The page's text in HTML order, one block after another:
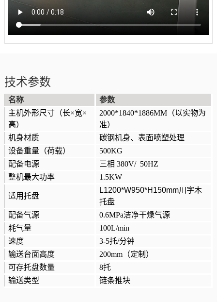
技术参数
名称
参数
主机外形尺寸（长×宽×
高）
2000*1840*1886MM（以实物为
准）
机身材质
碳钢机身、表面喷塑处理
设备重量（荷载）
500KG
配备电源
三相 380V/ 50HZ
整机最大功率
1.5KW
适用托盘
L1200*W950*H150mm川字木
托盘
配备气源
0.6MPa洁净干燥气源
耗气量
100L/min
速度
3-5托/分钟
输送台面高度
200mm（定制）
可存托盘数量
8托
输送类型
链条推块